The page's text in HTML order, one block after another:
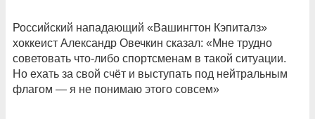
Российский нападающий «Вашингтон Кэпиталз»
хоккеист Александр Овечкин сказал: «Мне трудно
советовать что-либо спортсменам в такой ситуации.
Но ехать за свой счёт и выступать под нейтральным
флагом — я не понимаю этого совсем»